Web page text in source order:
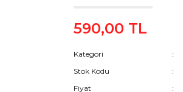
590,00 TL
Kategori
Stok Kodu
Fiyat